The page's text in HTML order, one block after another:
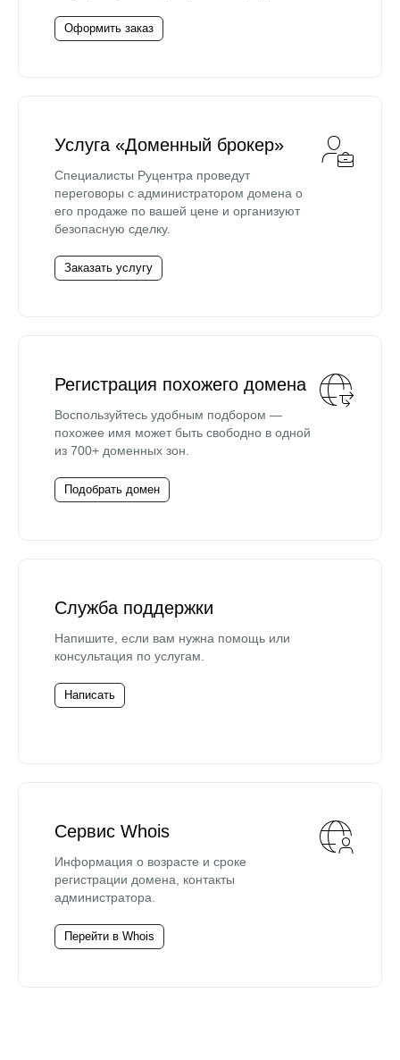
Оформить заказ
Услуга «Доменный брокер»
Специалисты Руцентра проведут
переговоры с администратором домена о
его продаже по вашей цене и организуют
безопасную сделку.
Заказать услугу
Регистрация похожего домена
Воспользуйтесь удобным подбором —
похожее имя может быть свободно в одной
из 700+ доменных зон.
Подобрать домен
Служба поддержки
Напишите, если вам нужна помощь или
консультация по услугам.
Написать
Сервис Whois
Информация о возрасте и сроке
регистрации домена, контакты
администратора.
Перейти в Whois